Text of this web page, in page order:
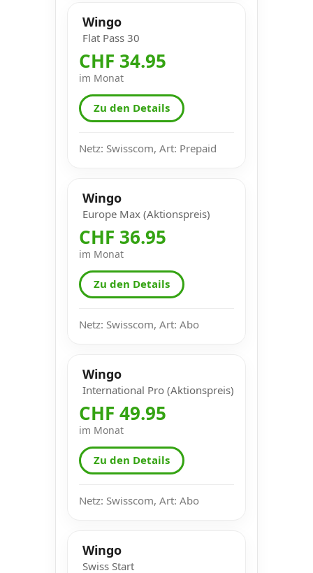
Wingo
Flat Pass 30
CHF 34.95
im Monat
Zu den Details
Netz: Swisscom, Art: Prepaid
Wingo
Europe Max (Aktionspreis)
CHF 36.95
im Monat
Zu den Details
Netz: Swisscom, Art: Abo
Wingo
International Pro (Aktionspreis)
CHF 49.95
im Monat
Zu den Details
Netz: Swisscom, Art: Abo
Wingo
Swiss Start